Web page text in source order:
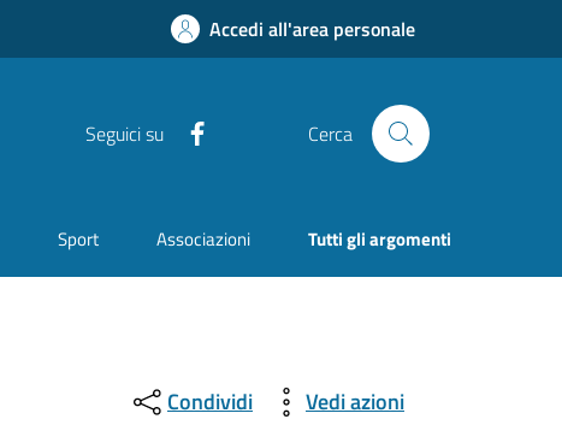
Accedi all'area personale
Seguici su Cerca
Sport Associazioni Tutti gli argomenti
Condividi Vedi azioni